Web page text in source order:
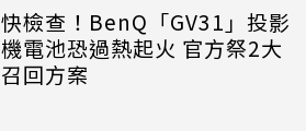
快檢查！BenQ「GV31」投影
機電池恐過熱起火 官方祭2大
召回方案